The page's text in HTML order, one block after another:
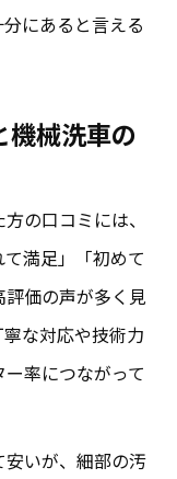
にあると言える
機械洗車の
の口コミには、
て満足」「初めて
価の声が多く見
な対応や技術力
率につながって
いが、細部の汚